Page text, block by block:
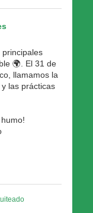
🌍. El 31 de
llamamos la
las prácticas